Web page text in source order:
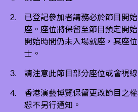
已登記參加者請務必於節目開
座。座位將保留至節目預定開
開始時間仍未入場就座，其座
士。
請注意此節目部分座位或會視
香港演藝博覽保留更改節目之
恕不另行通知。